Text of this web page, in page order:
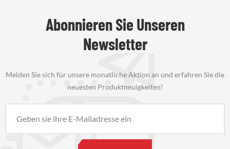
Abonnieren Sie Unseren
Newsletter
Melden Sie sich für unsere monatliche Aktion an und erfahren Sie die
neuesten Produktneuigkeiten!